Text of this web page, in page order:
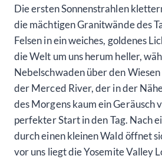
Die ersten Sonnenstrahlen
die mächtigen Granitwände des
Felsen in ein weiches, goldenes
die Welt um uns herum heller,
Nebelschwaden über den Wiesen
der Merced River, der in der
des Morgens kaum ein Geräusch
perfekter Start in den Tag. Nach
durch einen kleinen Wald öffnet
vor uns liegt die Yosemite Valley